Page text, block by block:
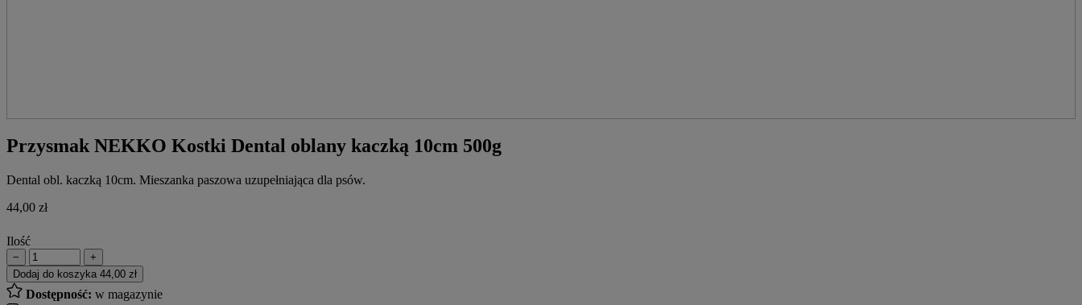
Przysmak NEKKO Kostki Dental oblany kaczką 10cm 500g
Dental obl. kaczką 10cm. Mieszanka paszowa uzupełniająca dla psów.
44,00 zł
Ilość
−
+
Dodaj do koszyka 44,00 zł
Dostępność: w magazynie